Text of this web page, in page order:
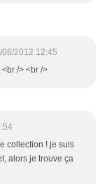
06/2012 12:45
/> <br />
collection ! je suis
alors je trouve ça